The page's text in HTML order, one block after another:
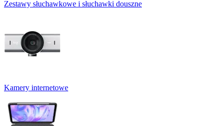
Zestawy słuchawkowe i słuchawki douszne
Kamery internetowe